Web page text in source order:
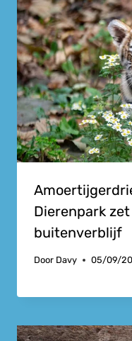
Dierenpark
buitenverblijf
Door Davy 05/09/